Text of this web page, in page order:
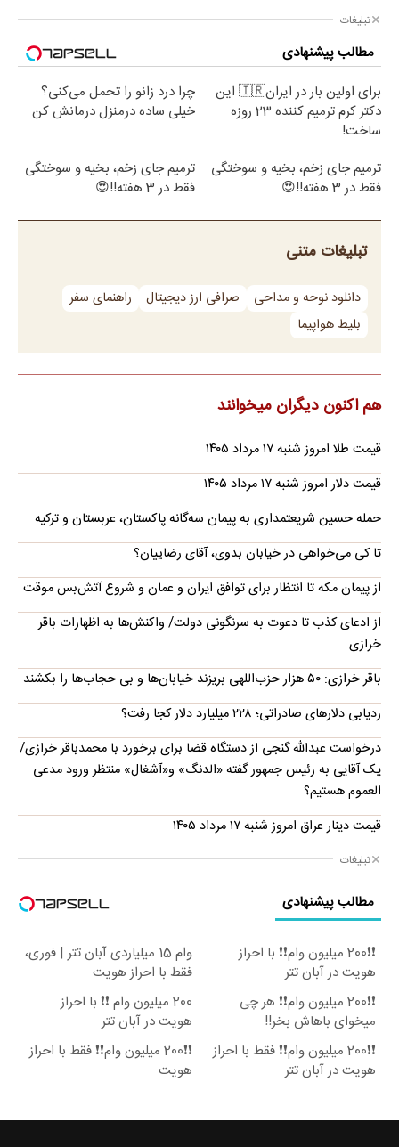
تبلیغات
مطالب پیشنهادی
برای اولین بار در ایران🇮🇷 این
دکتر کرم ترمیم کننده 23 روزه
ساخت!
چرا درد زانو را تحمل می‌کنی؟
خیلی ساده درمنزل درمانش کن
ترمیم جای زخم، بخیه و سوختگی
فقط در 3 هفته!!😍
ترمیم جای زخم، بخیه و سوختگی
فقط در 3 هفته!!😍
تبلیغات متنی
دانلود نوحه و مداحی صرافی ارز دیجیتال
راهنمای سفر
بلیط هواپیما
هم اکنون دیگران میخوانند
قیمت طلا امروز شنبه ۱۷ مرداد ۱۴۰۵
قیمت دلار امروز شنبه ۱۷ مرداد ۱۴۰۵
حمله حسین شریعتمداری به پیمان سه‌گانه پاکستان، عربستان و ترکیه
تا کی می‌خواهی در خیابان بدوی، آقای رضاییان؟
از پیمان مکه تا انتظار برای توافق ایران و عمان و شروع آتش‌بس موقت
از ادعای کذب تا دعوت به سرنگونی دولت/ واکنش‌ها به اظهارات باقر
خرازی‌
باقر خرازی: ۵۰ هزار حزب‌اللهی بریزند خیابان‌ها و بی حجاب‌ها را بکشند
ردیابی دلارهای صادراتی؛ ۲۲۸ میلیارد دلار کجا رفت؟
درخواست عبدالله گنجی از دستگاه قضا برای برخورد با محمدباقر خرازی/
یک آقایی به رئیس جمهور گفته «الدنگ» و«آشغال» منتظر ورود مدعی
العموم هستیم؟
قیمت دینار عراق امروز شنبه ۱۷ مرداد ۱۴۰۵
تبلیغات
مطالب پیشنهادی
❗❗200 میلیون وام❗❗ با احراز
هویت در آبان تتر
وام 15 میلیاردی آبان تتر | فوری،
فقط با احراز هویت
❗❗200 میلیون وام❗❗ هر چی
میخوای باهاش بخر!!
200 میلیون وام ❗❗ با احراز
هویت در آبان تتر
❗❗200 میلیون وام❗❗ فقط با احراز
هویت در آبان تتر
❗❗200 میلیون وام❗❗ فقط با احراز
هویت